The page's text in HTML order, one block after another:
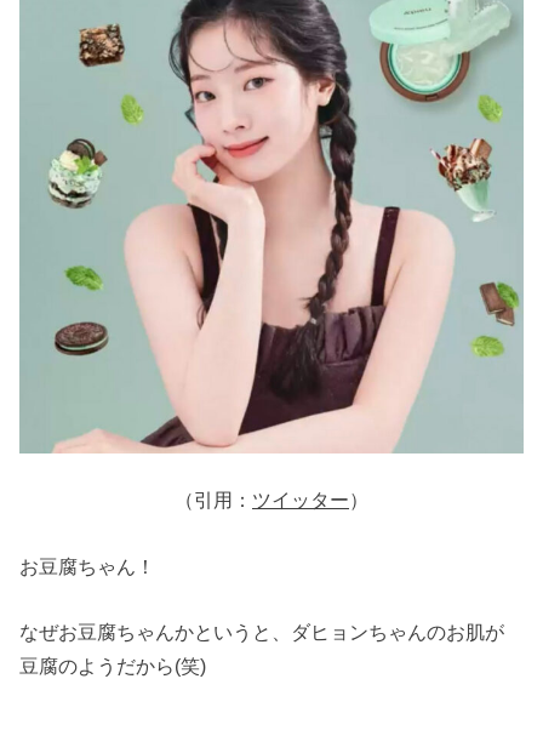
（引用： ツイッター）
お豆腐ちゃん！
なぜお豆腐ちゃんかというと、ダヒョンちゃんのお肌が
豆腐のようだから(笑)